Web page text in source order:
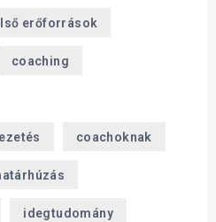
erőforrások
coaching
coachoknak
idegtudomány